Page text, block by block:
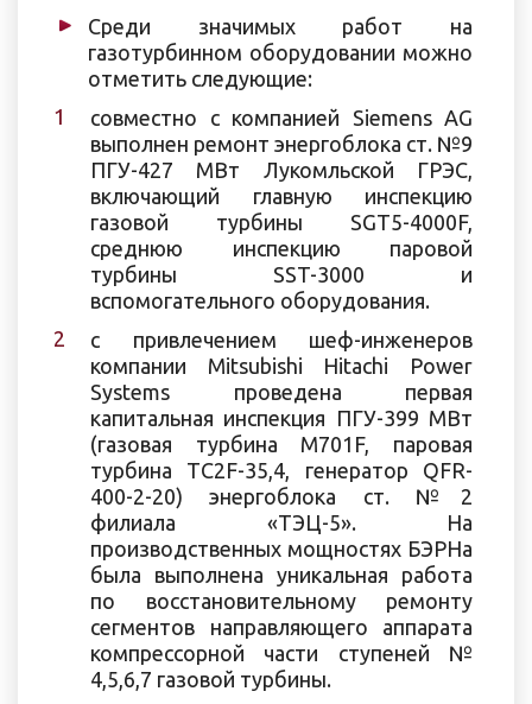
Среди значимых работ на
газотурбинном оборудовании можно
отметить следующие:
совместно с компанией Siemens AG
выполнен ремонт энергоблока ст. №9
ПГУ-427 МВт Лукомльской ГРЭС,
включающий главную инспекцию
газовой турбины SGT5-4000F,
среднюю инспекцию паровой
турбины SST-3000 и
вспомогательного оборудования.
с привлечением шеф-инженеров
компании Mitsubishi Hitachi Power
Systems проведена первая
капитальная инспекция ПГУ-399 МВт
(газовая турбина M701F, паровая
турбина ТС2F-35,4, генератор QFR-
400-2-20) энергоблока ст. №2
филиала «ТЭЦ-5». На
производственных мощностях БЭРНа
была выполнена уникальная работа
по восстановительному ремонту
сегментов направляющего аппарата
компрессорной части ступеней №
4,5,6,7 газовой турбины.